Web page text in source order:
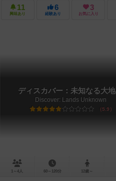
11
興味あり
6
経験あり
3
お気に入り
ディスカバー：未知なる大
Discover: Lands Unknown
5.9
1～4人 60～120分 12歳～